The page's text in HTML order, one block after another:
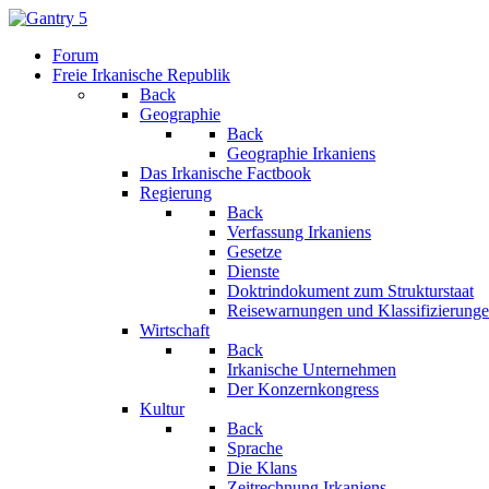
Forum
Freie Irkanische Republik
Back
Geographie
Back
Geographie Irkaniens
Das Irkanische Factbook
Regierung
Back
Verfassung Irkaniens
Gesetze
Dienste
Doktrindokument zum Strukturstaat
Reisewarnungen und
Wirtschaft
Back
Irkanische Unternehmen
Der Konzernkongress
Kultur
Back
Sprache
Die Klans